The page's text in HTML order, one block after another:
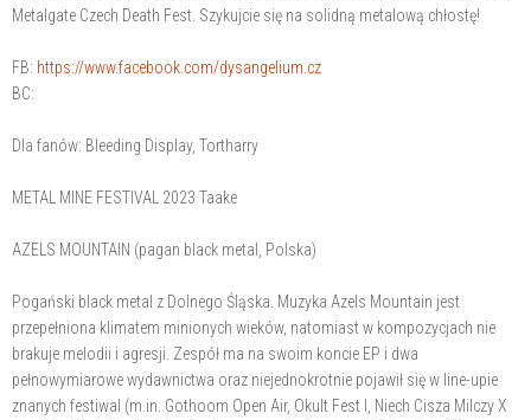
Metalgate Czech Death Fest. Szykujcie się na solidną metalową chłostę!
FB: https://www.facebook.com/dysangelium.cz
BC:
Dla fanów: Bleeding Display, Tortharry
METAL MINE FESTIVAL 2023 Taake
AZELS MOUNTAIN (pagan black metal, Polska)
Pogański black metal z Dolnego Śląska. Muzyka Azels Mountain jest
przepełniona klimatem minionych wieków, natomiast w kompozycjach nie
brakuje melodii i agresji. Zespół ma na swoim koncie EP i dwa
pełnowymiarowe wydawnictwa oraz niejednokrotnie pojawił się w line-upie
znanych festiwal (m.in. Gothoom Open Air, Okult Fest I, Niech Cisza Milczy X